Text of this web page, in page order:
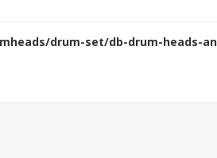
drum-set/db-drum-heads-